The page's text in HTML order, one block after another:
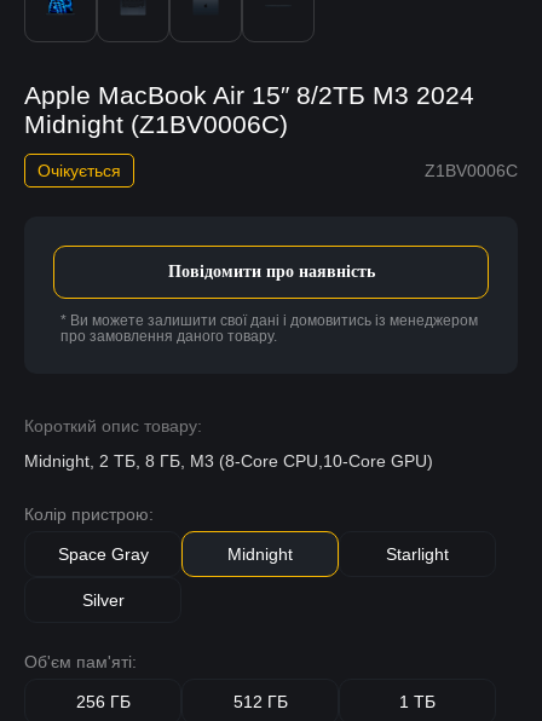
Apple MacBook Air 15″ 8/2ТБ M3 2024
Midnight (Z1BV0006C)
Z1BV0006C
Очікується
Короткий опис товару:
Midnight, 2 ТБ, 8 ГБ, M3 (8-Core CPU,10-Core GPU)
Колір пристрою:
Space Gray Midnight Starlight
Silver
Об'єм пам'яті:
256 ГБ 512 ГБ 1 ТБ
Повідомити про наявність
* Ви можете залишити свої дані і домовитись із менеджером
про замовлення даного товару.